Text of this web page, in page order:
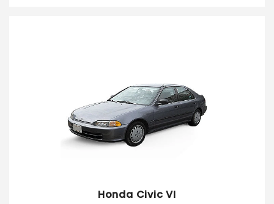
Honda Civic VI